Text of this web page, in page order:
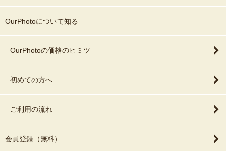
OurPhotoについて知る
OurPhotoの価格のヒミツ
初めての方へ
ご利用の流れ
会員登録（無料）